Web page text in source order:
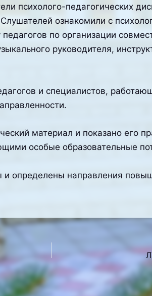
психолого-педагогических
ознакомили с
по организации
руководителя,
и специалистов,
материал и показано его
особые образовательные
определены направления